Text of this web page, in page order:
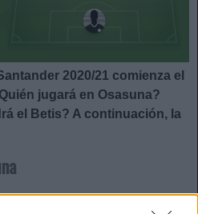
2020/21 comienza el
jugará en Osasuna?
el Betis? A continuación, la